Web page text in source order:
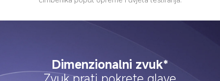
Dimenzionalni zvuk*